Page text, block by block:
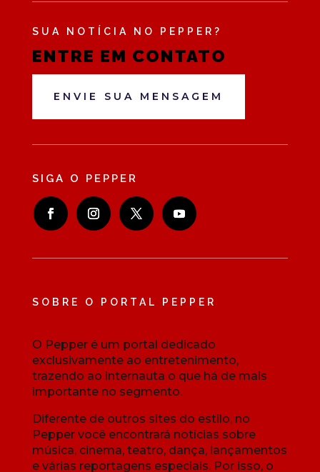
SUA NOTÍCIA NO PEPPER?
ENTRE EM CONTATO
ENVIE SUA MENSAGEM
SIGA O PEPPER
SOBRE O PORTAL PEPPER
O Pepper é um portal dedicado
exclusivamente ao entretenimento,
trazendo ao internauta o que há de mais
importante no segmento.
Diferente de outros sites do estilo, no
Pepper você encontrará notícias sobre
música, cinema, teatro, dança, lançamentos
e várias reportagens especiais. Por isso, o